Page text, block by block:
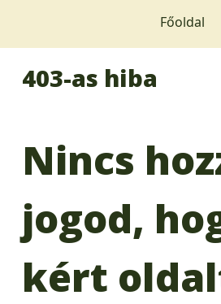
Főoldal
403-as hiba
Nincs
jogod,
kért